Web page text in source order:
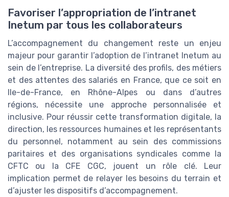
Favoriser l’appropriation de l’intranet
Inetum par tous les collaborateurs
L’accompagnement du changement reste un enjeu
majeur pour garantir l’adoption de l’intranet Inetum au
sein de l’entreprise. La diversité des profils, des métiers
et des attentes des salariés en France, que ce soit en
Ile-de-France, en Rhône-Alpes ou dans d’autres
régions, nécessite une approche personnalisée et
inclusive. Pour réussir cette transformation digitale, la
direction, les ressources humaines et les représentants
du personnel, notamment au sein des commissions
paritaires et des organisations syndicales comme la
CFTC ou la CFE CGC, jouent un rôle clé. Leur
implication permet de relayer les besoins du terrain et
d’ajuster les dispositifs d’accompagnement.